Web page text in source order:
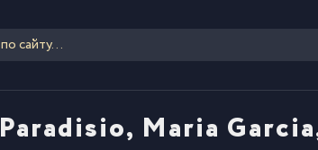
Paradisio, Maria